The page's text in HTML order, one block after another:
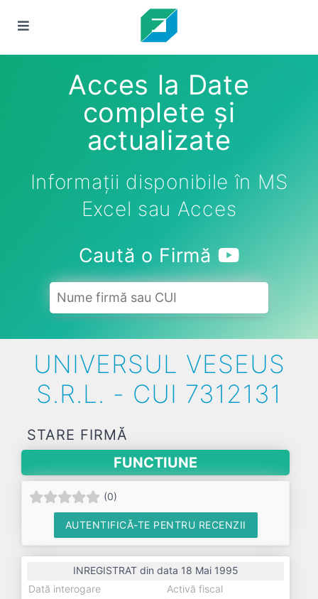
Acces la Date
complete și
actualizate
Informații disponibile în MS
Excel sau Acces
Caută o Firmă
UNIVERSUL VESEUS
S.R.L. - CUI 7312131
STARE FIRMĂ
FUNCTIUNE
(0)
AUTENTIFICĂ-TE PENTRU RECENZII
INREGISTRAT din data 18 Mai 1995
Dată interogare
Activă fiscal